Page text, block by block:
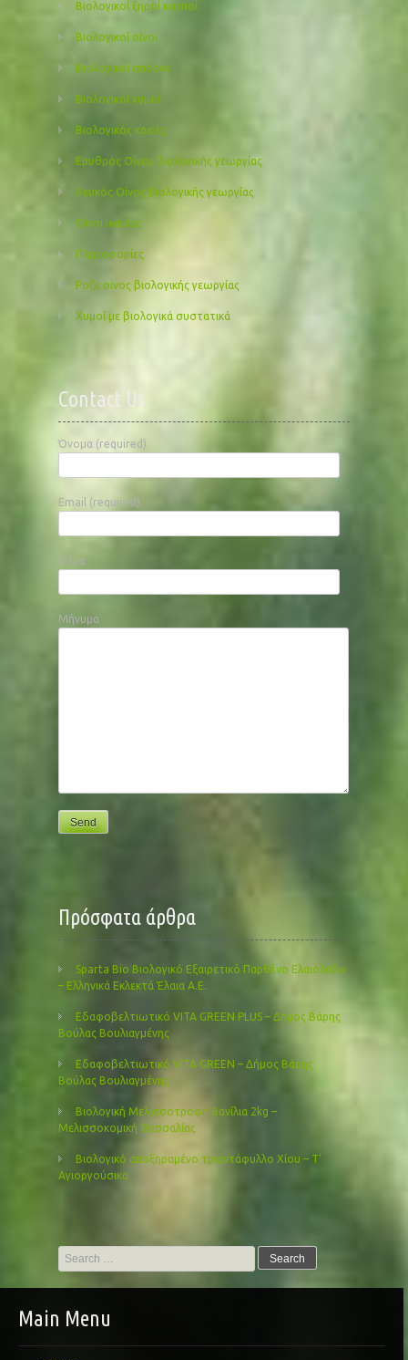
Βιολογικοί ξηροί καρποί
Βιολογικοί οίνοι
Βιολογικοί σπόροι
Βιολογικοί χυμοί
Βιολογικός καφές
Ερυθρός Οίνος βιολογικής γεωργίας
Λευκός Οίνος βιολογικής γεωργίας
Οίνοι Ικαρίας
Πληροφορίες
Ροζε οίνος βιολογικής γεωργίας
Χυμοί με βιολογικά συστατικά
Contact Us
Όνομα (required)
Email (required)
Θέμα
Μήνυμα
Πρόσφατα άρθρα
Sparta Bio Βιολογικό Εξαιρετικό Παρθένο Ελαιόλαδο
– Ελληνικά Εκλεκτά Έλαια Α.Ε.
Εδαφοβελτιωτικό VITA GREEN PLUS – Δήμος Βάρης
Βούλας Βουλιαγμένης
Εδαφοβελτιωτικό VITA GREEN – Δήμος Βάρης
Βούλας Βουλιαγμένης
Βιολογική Μελισσοτροφή Βανίλια 2kg –
Μελισσοκομική Θεσσαλίας
Βιολογικό αποξηραμένο τριαντάφυλλο Χίου – Τ’
Αγιοργούσικα
Search
for:
Main Menu